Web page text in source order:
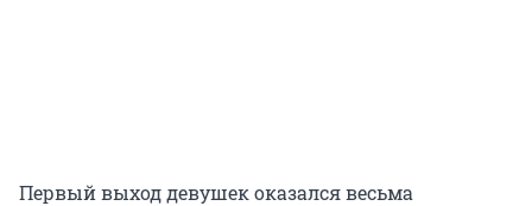
Первый выход девушек оказался весьма